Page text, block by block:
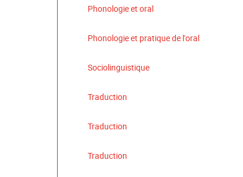
Phonologie et oral
Phonologie et pratique de l'oral
Sociolinguistique
Traduction
Traduction
Traduction